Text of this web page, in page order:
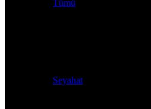
Tümü
Seyahat